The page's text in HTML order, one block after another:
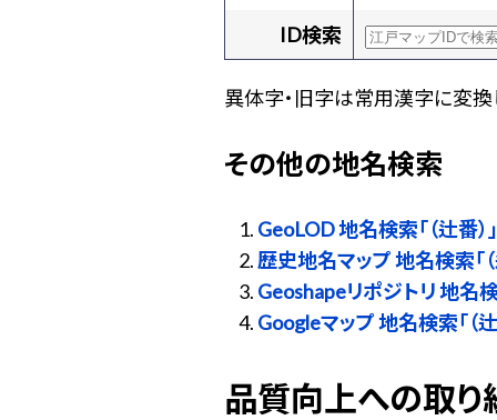
ID検索
異体字・旧字は常用漢字に変
その他の地名検索
GeoLOD 地名検索「（辻番）」
歴史地名マップ 地名検索「（
Geoshapeリポジトリ 地名検
Googleマップ 地名検索「（辻
品質向上への取り